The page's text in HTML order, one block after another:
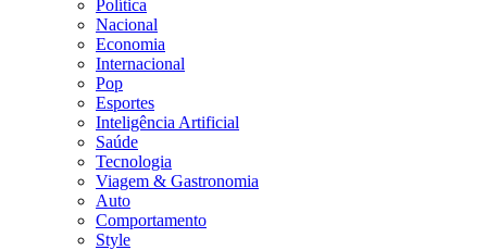
Política
Nacional
Economia
Internacional
Pop
Esportes
Inteligência Artificial
Saúde
Tecnologia
Viagem & Gastronomia
Auto
Comportamento
Style